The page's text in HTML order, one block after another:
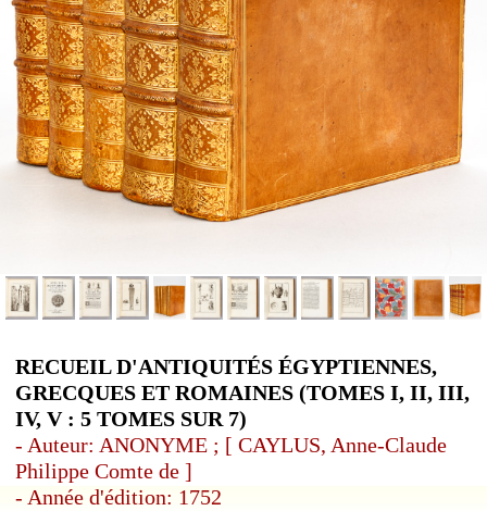
RECUEIL D'ANTIQUITÉS ÉGYPTIENNES,
GRECQUES ET ROMAINES (TOMES I, II, III,
IV, V : 5 TOMES SUR 7)
- Auteur: ANONYME ; [ CAYLUS, Anne-Claude
Philippe Comte de ]
- Année d'édition: 1752